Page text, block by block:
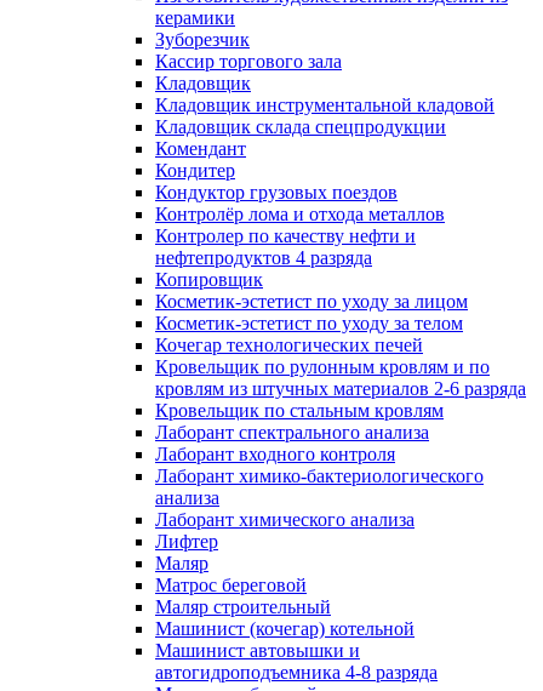
керамики
Зуборезчик
Кассир торгового зала
Кладовщик
Кладовщик инструментальной кладовой
Кладовщик склада спецпродукции
Комендант
Кондитер
Кондуктор грузовых поездов
Контролёр лома и отхода металлов
Контролер по качеству нефти и
нефтепродуктов 4 разряда
Копировщик
Косметик-эстетист по уходу за лицом
Косметик-эстетист по уходу за телом
Кочегар технологических печей
Кровельщик по рулонным кровлям и по
кровлям из штучных материалов 2-6 разряда
Кровельщик по стальным кровлям
Лаборант спектрального анализа
Лаборант входного контроля
Лаборант химико-бактериологического
анализа
Лаборант химического анализа
Лифтер
Маляр
Матрос береговой
Маляр строительный
Машинист (кочегар) котельной
Машинист автовышки и
автогидроподъемника 4-8 разряда